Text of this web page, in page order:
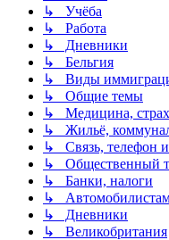
↳ Учёба
↳ Работа
↳ Дневники
↳ Бельгия
↳ Виды
↳ Общие темы
↳ Медицина,
↳ Жильё,
↳ Связь, телефон
↳ Общественный
↳ Банки, налоги
↳
↳ Дневники
↳ Великобритания